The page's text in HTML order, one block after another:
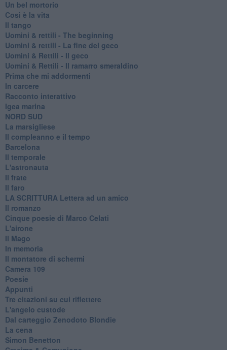
Un bel mortorio
Cosi è la vita
Il tango
​Uomini & rettili - The beginning
​Uomini & rettili - La fine del geco
Uomini & Rettili - Il geco
Uomini & Rettili - Il ramarro smeraldino
Prima che mi addormenti
In carcere
Racconto interattivo
Igea marina
​NORD SUD
La marsigliese
Il compleanno e il tempo
Barcelona
Il temporale
L'astronauta
Il frate
Il faro
​LA SCRITTURA Lettera ad un amico
Il romanzo
Cinque poesie di Marco Celati
L'airone
Il Mago
In memoria
Il montatore di schermi
Camera 109
Poesie
Appunti
Tre citazioni su cui riflettere
L'angelo custode
Dal carteggio Zenodoto Blondie
La cena
Simon Benetton